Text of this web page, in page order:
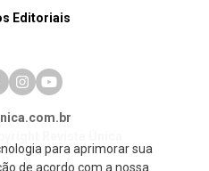
Editoriais
para aprimorar sua
de acordo com a nossa